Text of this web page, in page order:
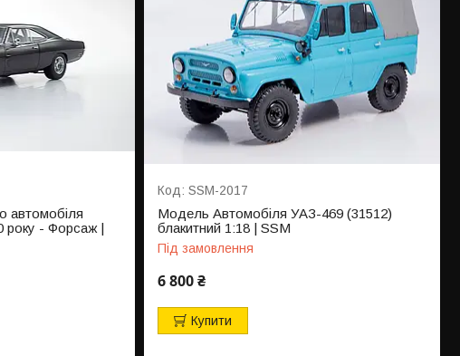
автомобіля
року - Форсаж |
SSM-2017
Модель Автомобіля УАЗ-469 (31512)
блакитний 1:18 | SSM
Під замовлення
6 800 ₴
Купити